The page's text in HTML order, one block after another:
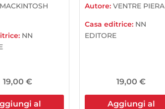
NN
19,00 €
al
Autore:VENTRE PIERA
Casa editrice: NN
EDITORE
19,00€
Aggiungi al